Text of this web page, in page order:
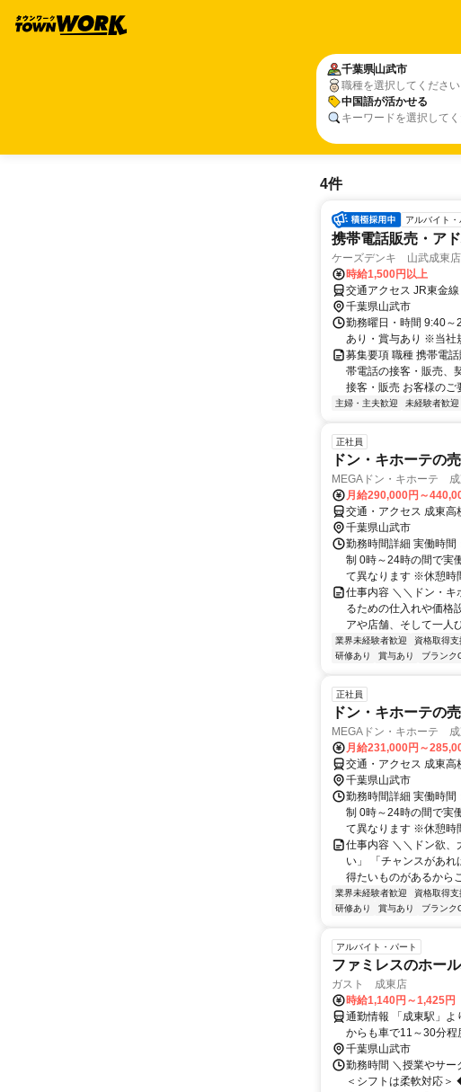
千葉県山武市
職種を選択してください
中国語が活かせる
キーワードを選択して
4件
アルバイト・
携帯電話販売・ア
ケーズデンキ 山武成東店
時給1,500円以上
交通アクセス JR東金
千葉県山武市
勤務曜日・時間 9:40
あり・賞与あり ※当社
募集要項 職種 携帯電
帯電話の接客・販売、
接客・販売 お客様のご
主婦・主夫歓迎 未経験者歓迎
正社員
ドン・キホーテの
MEGAドン・キホーテ
月給290,000円～
交通・アクセス 成東高
千葉県山武市
勤務時間詳細 実働時間
制 0時～24時の間で実
て異なります ※休憩時
仕事内容 ＼＼ドン・キ
るための仕入れや価格
アや店舗、そして一人
業界未経験者歓迎 資格取得支
研修あり
賞与あり ブランク
正社員
ドン・キホーテの
MEGAドン・キホーテ
月給231,000円～
交通・アクセス 成東高
千葉県山武市
勤務時間詳細 実働時間
制 0時～24時の間で実
て異なります ※休憩時
仕事内容 ＼＼ドン欲、
い」 「チャンスがあれ
得たいものがあるから
業界未経験者歓迎 資格取得支
研修あり
賞与あり ブランク
アルバイト・パート
ファミレスのホー
ガスト 成東店
時給1,140円～1,425円
通勤情報 「成東駅」
からも車で11～30分
千葉県山武市
勤務時間 ＼授業やサ
＜シフトは柔軟対応